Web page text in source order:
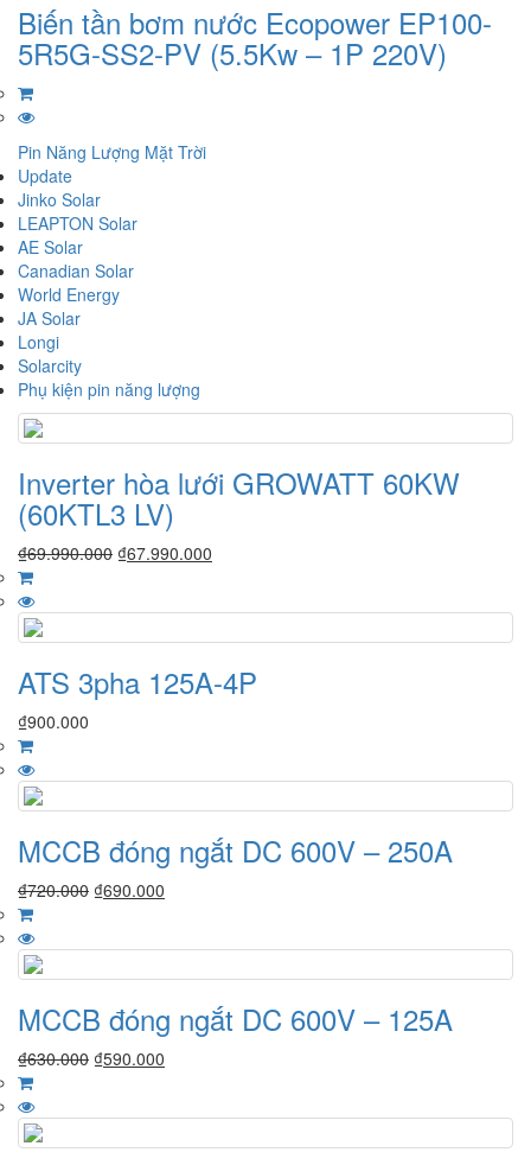
Biến tần bơm nước Ecopower EP100-
5R5G-SS2-PV (5.5Kw – 1P 220V)
Pin Năng Lượng Mặt Trời
Update
Jinko Solar
LEAPTON Solar
AE Solar
Canadian Solar
World Energy
JA Solar
Longi
Solarcity
Phụ kiện pin năng lượng
Inverter hòa lưới GROWATT 60KW
(60KTL3 LV)
₫69.990.000 ₫67.990.000
ATS 3pha 125A-4P
₫900.000
MCCB đóng ngắt DC 600V – 250A
₫720.000 ₫690.000
MCCB đóng ngắt DC 600V – 125A
₫630.000 ₫590.000